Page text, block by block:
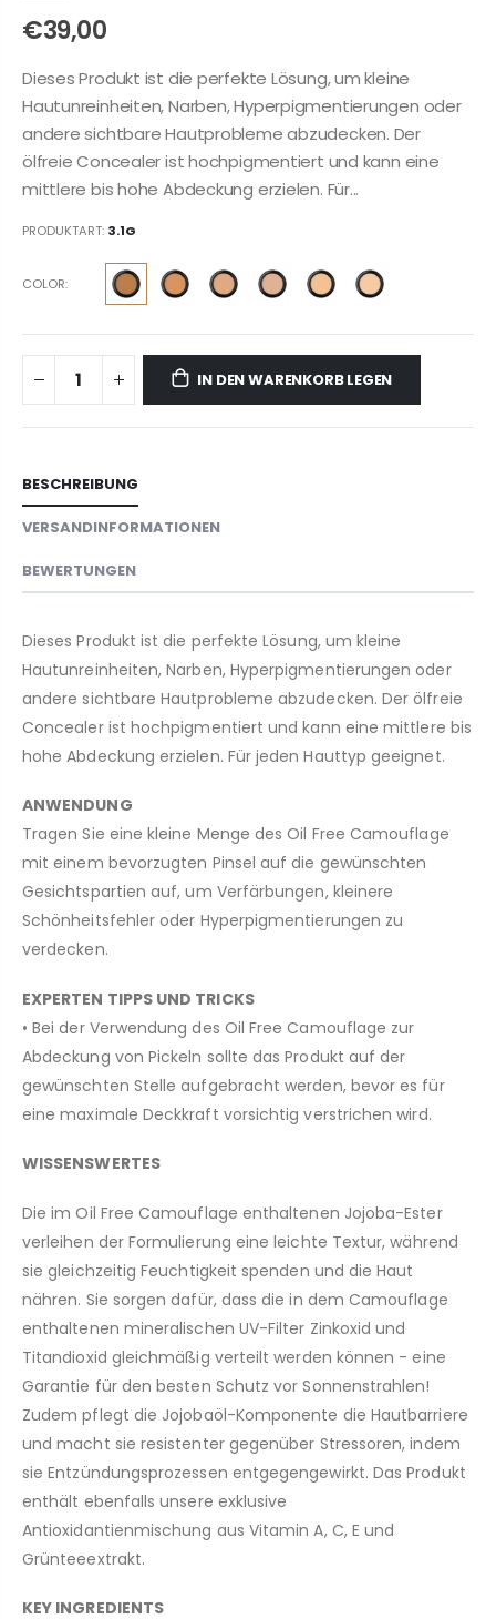
€39,00
Dieses Produkt ist die perfekte Lösung, um kleine
Hautunreinheiten, Narben, Hyperpigmentierungen oder
andere sichtbare Hautprobleme abzudecken. Der
ölfreie Concealer ist hochpigmentiert und kann eine
mittlere bis hohe Abdeckung erzielen. Für...
PRODUKTART: 3.1G
COLOR:
IN DEN WARENKORB LEGEN
BESCHREIBUNG
VERSANDINFORMATIONEN
BEWERTUNGEN
Dieses Produkt ist die perfekte Lösung, um kleine
Hautunreinheiten, Narben, Hyperpigmentierungen oder
andere sichtbare Hautprobleme abzudecken. Der ölfreie
Concealer ist hochpigmentiert und kann eine mittlere bis
hohe Abdeckung erzielen. Für jeden Hauttyp geeignet.
ANWENDUNG
Tragen Sie eine kleine Menge des Oil Free Camouflage
mit einem bevorzugten Pinsel auf die gewünschten
Gesichtspartien auf, um Verfärbungen, kleinere
Schönheitsfehler oder Hyperpigmentierungen zu
verdecken.
EXPERTEN TIPPS UND TRICKS
• Bei der Verwendung des Oil Free Camouflage zur
Abdeckung von Pickeln sollte das Produkt auf der
gewünschten Stelle aufgebracht werden, bevor es für
eine maximale Deckkraft vorsichtig verstrichen wird.
WISSENSWERTES
Die im Oil Free Camouflage enthaltenen Jojoba-Ester
verleihen der Formulierung eine leichte Textur, während
sie gleichzeitig Feuchtigkeit spenden und die Haut
nähren. Sie sorgen dafür, dass die in dem Camouflage
enthaltenen mineralischen UV-Filter Zinkoxid und
Titandioxid gleichmäßig verteilt werden können - eine
Garantie für den besten Schutz vor Sonnenstrahlen!
Zudem pflegt die Jojobaöl-Komponente die Hautbarriere
und macht sie resistenter gegenüber Stressoren, indem
sie Entzündungsprozessen entgegengewirkt. Das Produkt
enthält ebenfalls unsere exklusive
Antioxidantienmischung aus Vitamin A, C, E und
Grünteeextrakt.
KEY INGREDIENTS